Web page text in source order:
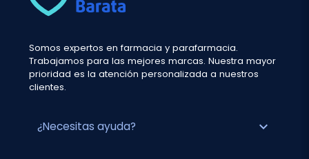
Somos expertos en farmacia y parafarmacia.
Trabajamos para las mejores marcas. Nuestra mayor
prioridad es la atención personalizada a nuestros
clientes.
¿Necesitas ayuda? expand_more